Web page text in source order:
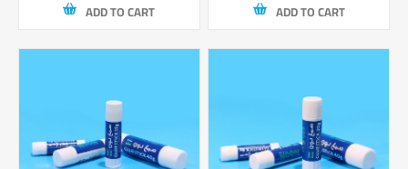
ADD TO CART ADD TO CART